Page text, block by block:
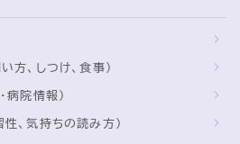
方、しつけ、食事）
病院情報）
、気持ちの読み方）